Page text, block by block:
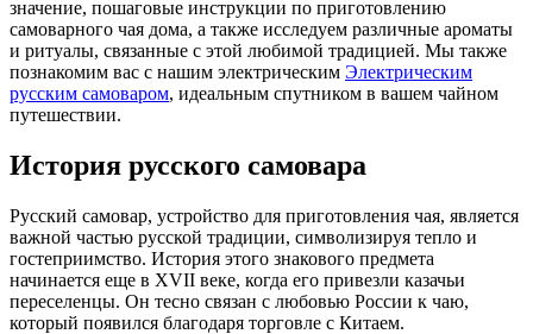
значение, пошаговые инструкции по приготовлению
самоварного чая дома, а также исследуем различные ароматы
и ритуалы, связанные с этой любимой традицией. Мы также
познакомим вас с нашим электрическим Электрическим
русским самоваром, идеальным спутником в вашем чайном
путешествии.
История русского самовара
Русский самовар, устройство для приготовления чая, является
важной частью русской традиции, символизируя тепло и
гостеприимство. История этого знакового предмета
начинается еще в XVII веке, когда его привезли казачьи
переселенцы. Он тесно связан с любовью России к чаю,
который появился благодаря торговле с Китаем.